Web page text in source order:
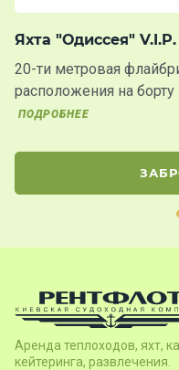
Яхта "Одиссея" V.I.P.
20-ти метровая
расположения на
ПОДРОБНЕЕ
Аренда теплоходов, яхт,
кейтеринга, развлечения.